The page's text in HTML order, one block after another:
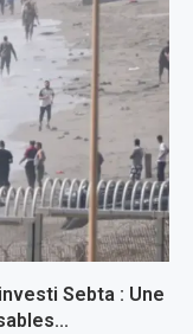
Sebta : Une